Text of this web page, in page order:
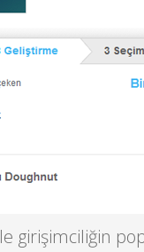
girişimciliğin